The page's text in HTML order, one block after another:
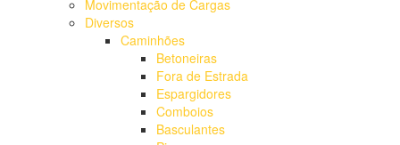
Movimentação de Cargas
Diversos
Caminhões
Betoneiras
Fora de Estrada
Espargidores
Comboios
Basculantes